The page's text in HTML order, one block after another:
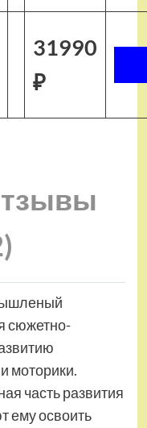
31990
₽
сюжетно-
моторики.
часть развития
ему освоить